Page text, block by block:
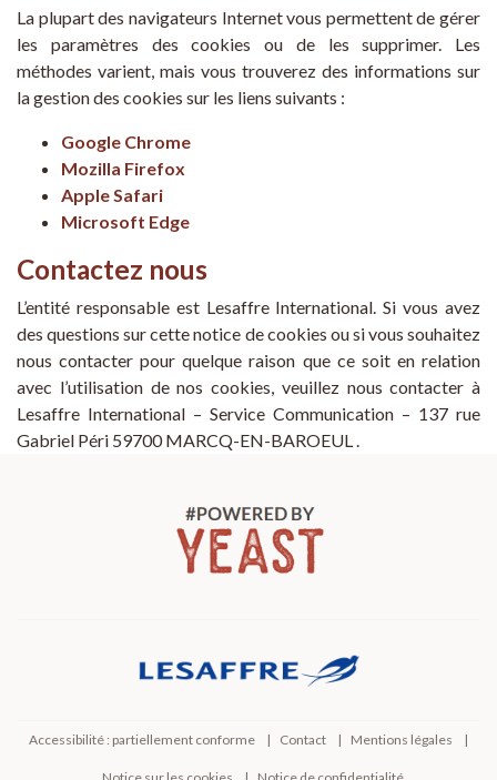
La plupart des navigateurs Internet vous permettent de gérer
les paramètres des cookies ou de les supprimer. Les
méthodes varient, mais vous trouverez des informations sur
la gestion des cookies sur les liens suivants :
Google Chrome
Mozilla Firefox
Apple Safari
Microsoft Edge
Contactez nous
L’entité responsable est Lesaffre International. Si vous avez
des questions sur cette notice de cookies ou si vous souhaitez
nous contacter pour quelque raison que ce soit en relation
avec l’utilisation de nos cookies, veuillez nous contacter à
Lesaffre International – Service Communication – 137 rue
Gabriel Péri 59700 MARCQ-EN-BAROEUL .
Accessibilité : partiellement conforme Contact Mentions légales